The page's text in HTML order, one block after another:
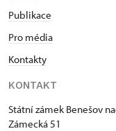
Publikace
Pro média
Kontakty
KONTAKT
Státní zámek Benešov
Zámecká 51